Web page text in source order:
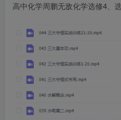
高中化学周鹏无敌化学选修4、